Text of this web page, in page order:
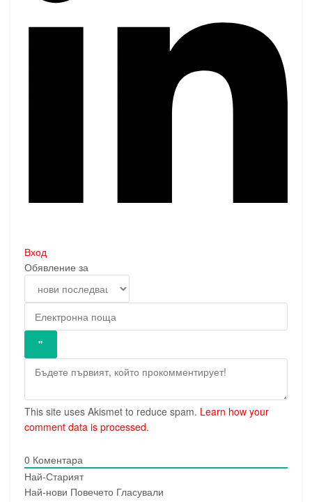
Вход
Обявление за
This site uses Akismet to reduce spam. Learn how your
comment data is processed.
0 Коментара
Най-Старият
Най-нови Повечето Гласували